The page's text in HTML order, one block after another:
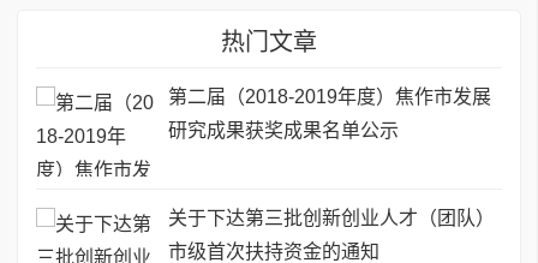
热门文章
第二届（2018-2019年度）焦作市发展
研究成果获奖成果名单公示
关于下达第三批创新创业人才（团队）
市级首次扶持资金的通知